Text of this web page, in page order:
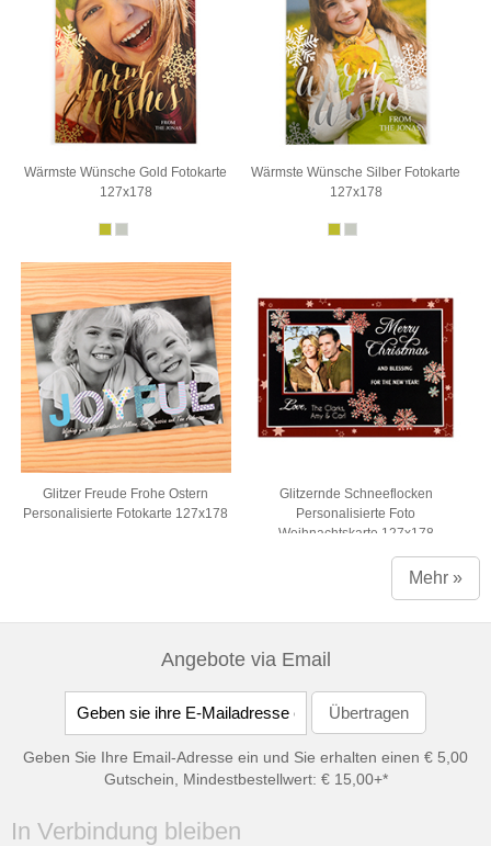
Wärmste Wünsche Gold Fotokarte
127x178
Wärmste Wünsche Silber Fotokarte
127x178
Glitzer Freude Frohe Ostern
Personalisierte Fotokarte 127x178
Glitzernde Schneeflocken
Personalisierte Foto
Weihnachtskarte 127x178
Mehr »
Angebote via Email
Geben Sie Ihre Email-Adresse ein und Sie erhalten einen € 5,00
Gutschein, Mindestbestellwert: € 15,00+*
In Verbindung bleiben